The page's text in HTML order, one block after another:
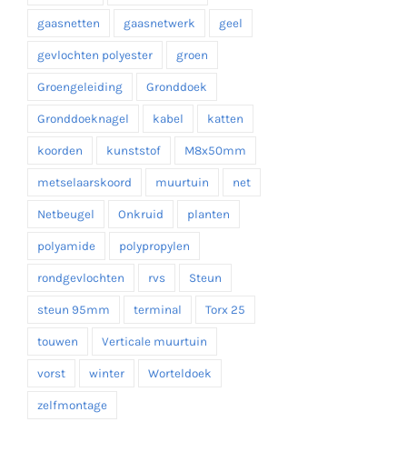
gaasnetten gaasnetwerk geel
gevlochten polyester groen
Groengeleiding Gronddoek
Gronddoeknagel kabel katten
koorden kunststof M8x50mm
metselaarskoord muurtuin net
Netbeugel Onkruid planten
polyamide polypropylen
rondgevlochten rvs Steun
steun 95mm terminal Torx 25
touwen Verticale muurtuin
vorst winter Worteldoek
zelfmontage